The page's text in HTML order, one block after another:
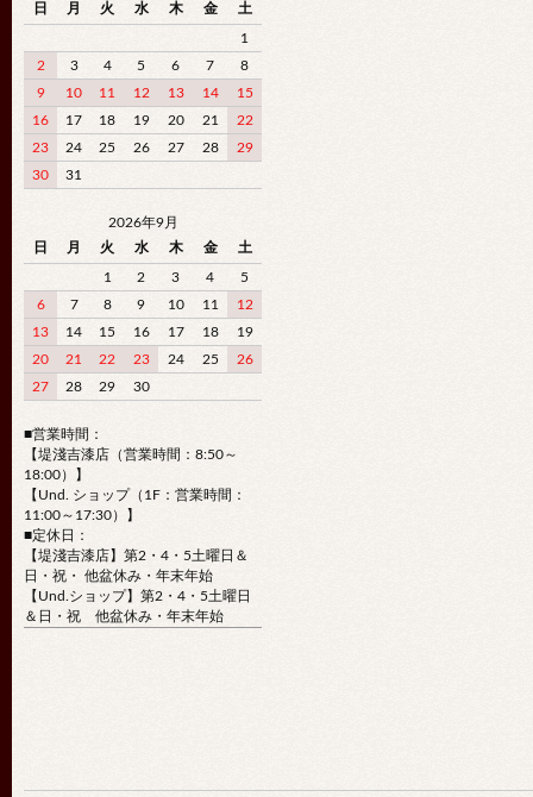
日
月 火 水 木 金 土
1
2
3 4 5 6 7
8
9
10 11 12 13 14
15
16
17 18 19 20 21
22
23
24 25 26 27 28
29
30
31
2026年9月
日
月 火 水 木 金 土
1 2 3 4
5
6
7 8 9 10 11
12
13
14 15 16 17 18
19
20
21 22 23 24 25
26
27
28 29 30
■営業時間：
【堤淺吉漆店（営業時間：8:50～
18:00）】
【Und. ショップ（1F：営業時間：
11:00～17:30）】
■定休日：
【堤淺吉漆店】第2・4・5土曜日＆
日・祝・ 他盆休み・年末年始
【Und.ショップ】第2・4・5土曜日
＆日・祝 他盆休み・年末年始